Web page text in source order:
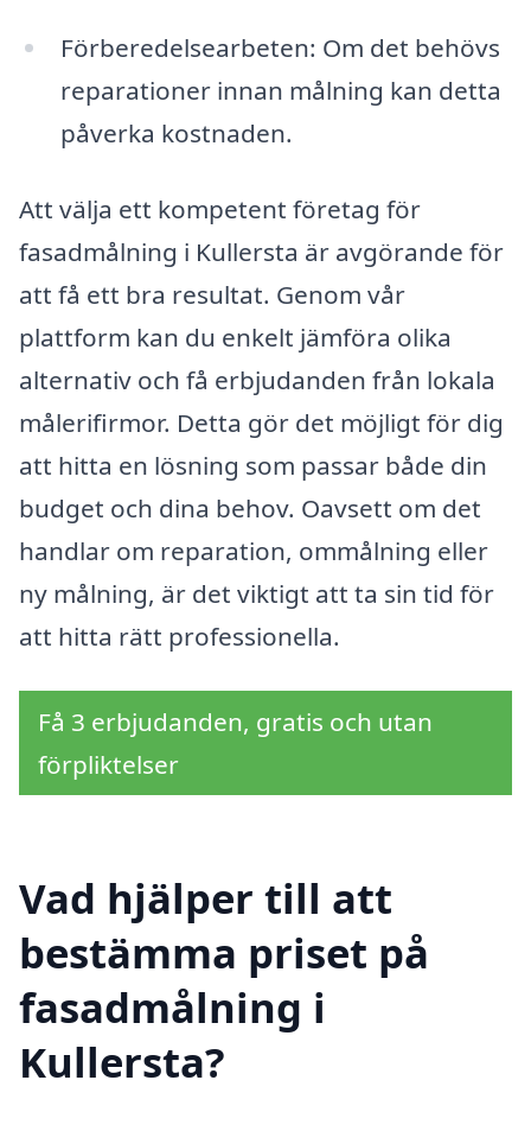
Förberedelsearbeten: Om det behövs
reparationer innan målning kan detta
påverka kostnaden.
Att välja ett kompetent företag för
fasadmålning i Kullersta är avgörande för
att få ett bra resultat. Genom vår
plattform kan du enkelt jämföra olika
alternativ och få erbjudanden från lokala
målerifirmor. Detta gör det möjligt för dig
att hitta en lösning som passar både din
budget och dina behov. Oavsett om det
handlar om reparation, ommålning eller
ny målning, är det viktigt att ta sin tid för
att hitta rätt professionella.
Få 3 erbjudanden, gratis och utan
förpliktelser
Vad hjälper till att
bestämma priset på
fasadmålning i
Kullersta?